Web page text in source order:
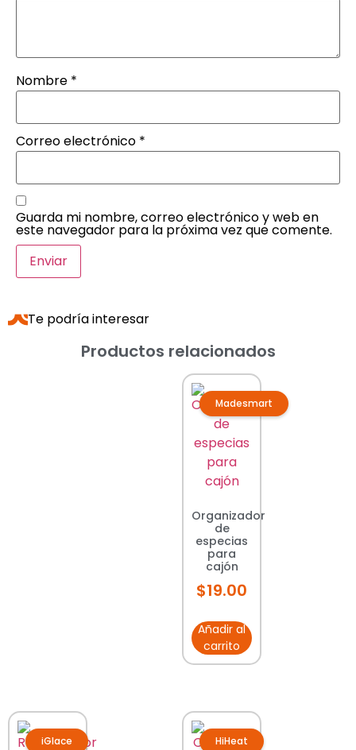
Nombre *
Correo electrónico *
Guarda mi nombre, correo electrónico y web en
este navegador para la próxima vez que comente.
Te podría interesar
Productos relacionados
Madesmart
Organizador
de
especias
para
cajón
$19.00
Añadir al
carrito
iGlace HiHeat